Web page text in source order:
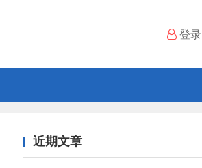
登录
近期文章